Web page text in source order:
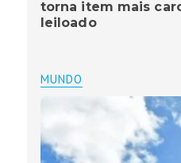
torna item mais
leiloado
MUNDO